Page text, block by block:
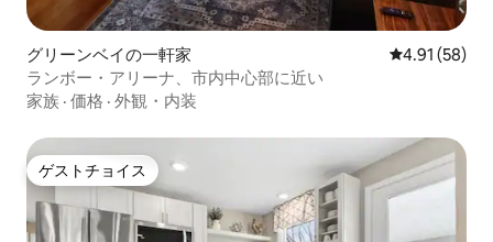
グリーンベイの一軒家 レビュー58
4.91 (58)
ランボー・アリーナ、市内中心部に近い
家族 · 価格 · 外観・内装
ゲストチョイス
ゲストチョイス